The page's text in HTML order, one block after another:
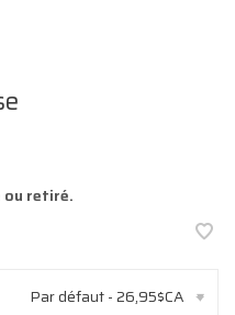
ou retiré.
Par défaut - 26,95$CA ▾